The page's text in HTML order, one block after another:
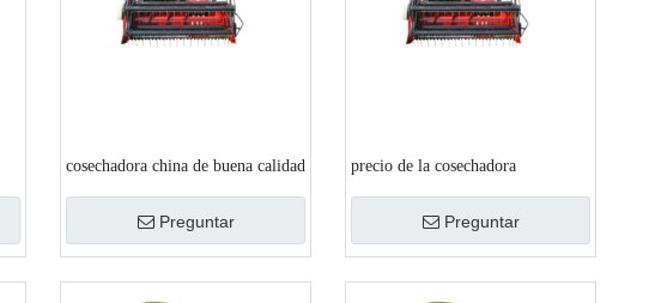
cosechadora china de buena calidad
Preguntar
precio de la cosechadora
Preguntar